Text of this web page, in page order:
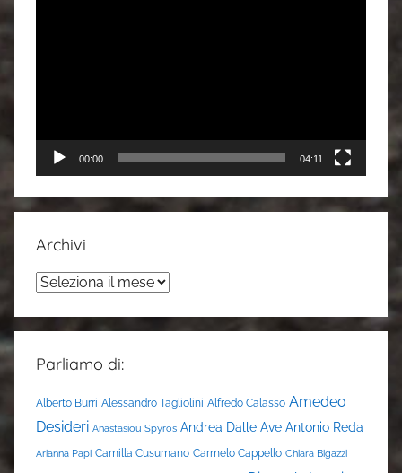
00:00 04:11
Archivi
Archivi
Parliamo di:
Alberto Burri Alessandro Tagliolini Alfredo Calasso Amedeo
Desideri Anastasiou Spyros Andrea Dalle Ave Antonio Reda
Arianna Papi Camilla Cusumano Carmelo Cappello Chiara Bigazzi